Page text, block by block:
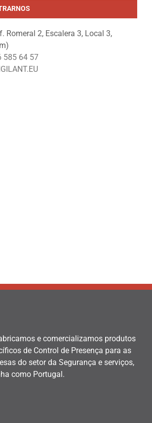
Romeral 2, Escalera 3, Local 3,
585 64 57
e comercializamos produtos
de Control de Presença para as
do setor da Segurança e serviços,
como Portugal.